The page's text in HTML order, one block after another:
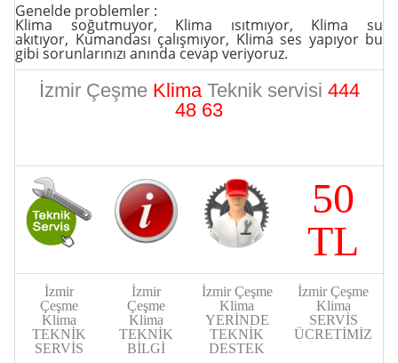
Genelde problemler :
Klima soğutmuyor, Klima ısıtmıyor, Klima su
akıtıyor, Kumandası çalışmıyor, Klima ses yapıyorbu
gibi sorunlarınızı anında cevap veriyoruz.
İzmir ÇeşmeKlima Teknik servisi 444
48 63
50
TL
İzmir
Çeşme
Klima
TEKNİK
SERVİS
İzmir
Çeşme
Klima
TEKNİK
BİLGİ
İzmir Çeşme
Klima
YERİNDE
TEKNİK
DESTEK
İzmir Çeşme
Klima
SERVİS
ÜCRETİMİZ